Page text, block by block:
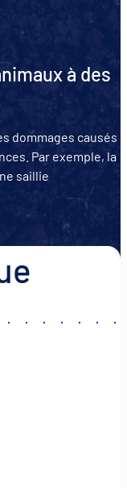
à des
dommages causés
Par exemple, la
saillie